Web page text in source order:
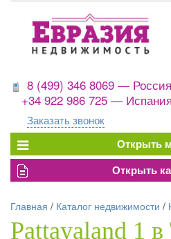
8 (499) 346 8069 — Россия
+34 922 986 725 — Испания
Заказать звонок
Главная / Каталог недвижимости /
Pattayaland 1